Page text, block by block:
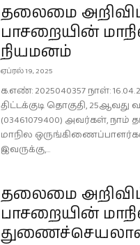
தலைமை
பாசறையின்
நியமனம்
ஏப்ரல் 19, 2025
க.எண்: 2025040357 நாள்:
திட்டக்குடி தொகுதி,
(03461079400) அவர்கள், நாம்
மாநில
இவருக்கு,...
தலைமை
பாசறையின்